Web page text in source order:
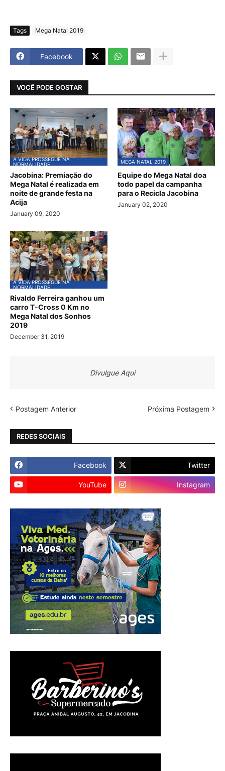
Tags Mega Natal 2019
Facebook
VOCÊ PODE GOSTAR
A VIDA PROSSEGUE NA
NORMALIDADE
Jacobina: Premiação do
Mega Natal é realizada em
noite de grande festa na
Acija
January 09, 2020
MEGA NATAL 2019
Equipe do Mega Natal doa
todo papel da campanha
para o Recicla Jacobina
January 02, 2020
A VIDA PROSSEGUE NA
NORMALIDADE
Rivaldo Ferreira ganhou um
carro T-Cross 0 Km no
Mega Natal dos Sonhos
2019
December 31, 2019
Divulgue Aqui
Postagem Anterior Próxima Postagem
REDES SOCIAIS
Facebook Twitter
YouTube Instagram